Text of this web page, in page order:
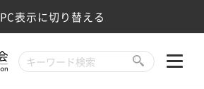
PC表示に切り替える